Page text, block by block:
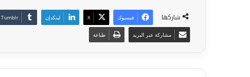
شاركها فيسبوك ‫X لينكدإن
مشاركة عبر البريد طباعة